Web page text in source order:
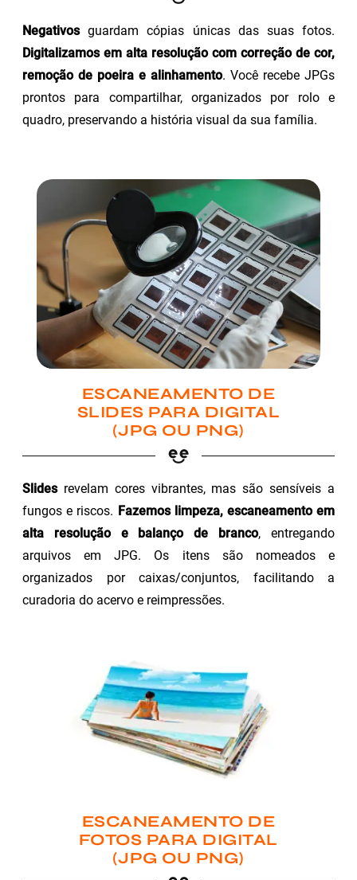
Negativosguardam cópias únicas das suas fotos.
Digitalizamos em alta resolução com correção de cor,
remoção de poeira e alinhamento. Você recebe JPGs
prontos para compartilhar, organizados por rolo e
quadro, preservando a história visual da sua família.
ESCANEAMENTO DE
SLIDES PARA DIGITAL
(JPG OU PNG)
Slidesrevelam cores vibrantes, mas são sensíveis a
fungos e riscos. Fazemos limpeza, escaneamento em
alta resolução e balanço de branco, entregando
arquivos em JPG. Os itens são nomeados e
organizados por caixas/conjuntos, facilitando a
curadoria do acervo e reimpressões.
ESCANEAMENTO DE
FOTOS PARA DIGITAL
(JPG OU PNG)